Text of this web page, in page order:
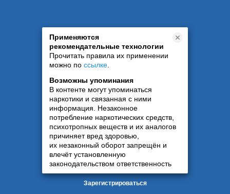
Применяются
рекомендательные технологии
Прочитать правила их применении
можно по ссылке
Возможны упоминания
В контенте могут упоминаться
наркотики и связанная с ними
информация. Незаконное
потребление наркотических средств,
психотропных веществ и их аналогов
причиняет вред здоровью,
их незаконный оборот запрещён и
влечёт установленную
законодательством ответственность
Зарегистрироваться